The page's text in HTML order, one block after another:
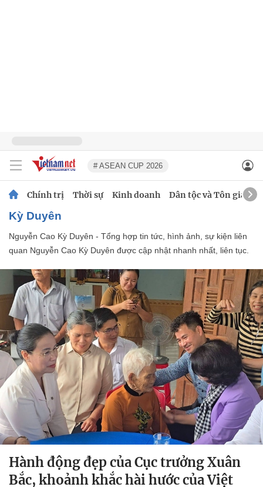
# ASEAN CUP 2026
Chính trị Thời sự Kinh doanh Dân tộc và Tôn giáo
Kỳ Duyên
Nguyễn Cao Kỳ Duyên - Tổng hợp tin tức, hình ảnh, sự kiện liên
quan Nguyễn Cao Kỳ Duyên được cập nhật nhanh nhất, liên tục.
Hành động đẹp của Cục trưởng Xuân
Bắc, khoảnh khắc hài hước của Việt